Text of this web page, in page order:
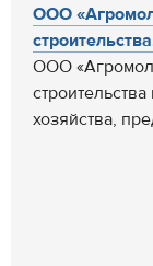
ООО
ООО
хозяйства,